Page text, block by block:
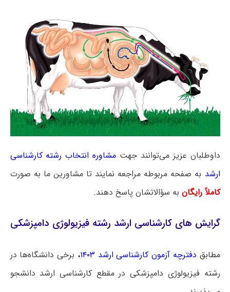
داوطلبان عزیز می‌توانند جهت مشاوره انتخاب رشته کارشناسی
ارشد به صفحه مربوطه مراجعه نمایند تا مشاورین ما به صورت
کاملاً رایگان به سؤالاتشان پاسخ دهند.
گرایش‌ های کارشناسی ارشد رشته فیزیولوژی دامپزشکی
مطابق دفترچه آزمون کارشناسی ارشد ۱۴۰۳ ، برخی دانشگاه‌ها در
رشته فیزیولوژی دامپزشکی در مقطع کارشناسی ارشد دانشجو